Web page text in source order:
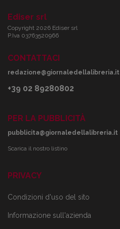
Ediser srl
Copyright 2026 Ediser srl
P.Iva 03763520966
CONTATTACI
redazione@giornaledellalibreria.it
+39 02 89280802
PER LA PUBBLICITÀ
pubblicita@giornaledellalibreria.it
Scarica il nostro listino
PRIVACY
Condizioni d'uso del sito
Informazione sull'azienda